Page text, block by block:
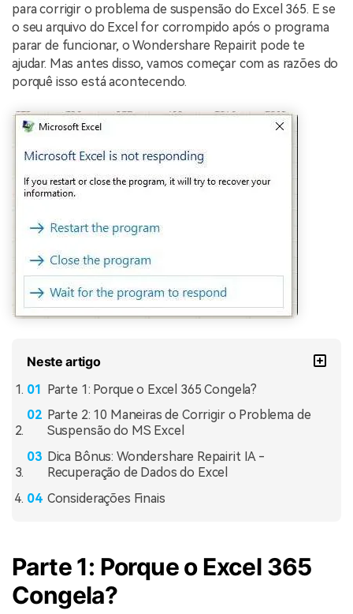
para corrigir o problema de suspensão do Excel 365. E se
o seu arquivo do Excel for corrompido após o programa
parar de funcionar, o Wondershare Repairit pode te
ajudar. Mas antes disso, vamos começar com as razões do
porquê isso está acontecendo.
Neste artigo
Parte 1: Porque o Excel 365 Congela?
Parte 2: 10 Maneiras de Corrigir o Problema de
Suspensão do MS Excel
Dica Bônus: Wondershare Repairit IA -
Recuperação de Dados do Excel
Considerações Finais
Parte 1: Porque o Excel 365
Congela?